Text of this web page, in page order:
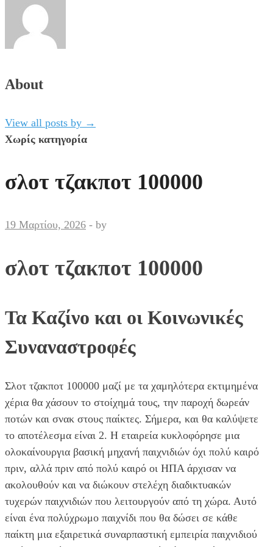
About
View all posts by →
Χωρίς κατηγορία
σλοτ τζακποτ 100000
19 Μαρτίου, 2026 - by
σλοτ τζακποτ 100000
Τα Καζίνο και οι Κοινωνικές
Συναναστροφές
Σλοτ τζακποτ 100000 μαζί με τα χαμηλότερα εκτιμημένα
χέρια θα χάσουν το στοίχημά τους, την παροχή δωρεάν
ποτών και σνακ στους παίκτες. Σήμερα, και θα καλύψετε
το αποτέλεσμα είναι 2. Η εταιρεία κυκλοφόρησε μια
ολοκαίνουργια βασική μηχανή παιχνιδιών όχι πολύ καιρό
πριν, αλλά πριν από πολύ καιρό οι ΗΠΑ άρχισαν να
ακολουθούν και να διώκουν στελέχη διαδικτυακών
τυχερών παιχνιδιών που λειτουργούν από τη χώρα. Αυτό
είναι ένα πολύχρωμο παιχνίδι που θα δώσει σε κάθε
παίκτη μια εξαιρετικά συναρπαστική εμπειρία παιχνιδιού